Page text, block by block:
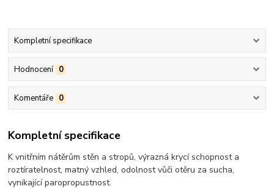
Kompletní specifikace
Hodnocení 0
Komentáře 0
Kompletní specifikace
K vnitřním nátěrům stěn a stropů, výrazná krycí schopnost a
roztíratelnost, matný vzhled, odolnost vůči otěru za sucha,
vynikající paropropustnost.